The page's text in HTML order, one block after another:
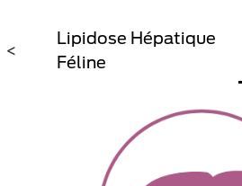
<
Lipidose Hépatique
Féline